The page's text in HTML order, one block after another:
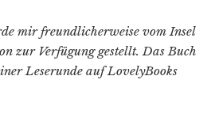
mir freundlicherweise vom Insel
zur Verfügung gestellt. Das Buch
Leserunde auf LovelyBooks